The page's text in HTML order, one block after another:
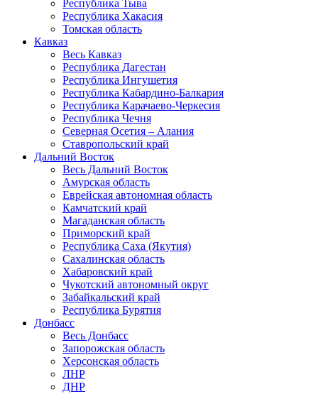
Республика Тыва
Республика Хакасия
Томская область
Кавказ
Весь Кавказ
Республика Дагестан
Республика Ингушетия
Республика Кабардино-Балкария
Республика Карачаево-Черкесия
Республика Чечня
Северная Осетия – Алания
Ставропольский край
Дальний Восток
Весь Дальний Восток
Амурская область
Еврейская автономная область
Камчатский край
Магаданская область
Приморский край
Республика Саха (Якутия)
Сахалинская область
Хабаровский край
Чукотский автономный округ
Забайкальский край
Республика Бурятия
Донбасс
Весь Донбасс
Запорожская область
Херсонская область
ЛНР
ДНР